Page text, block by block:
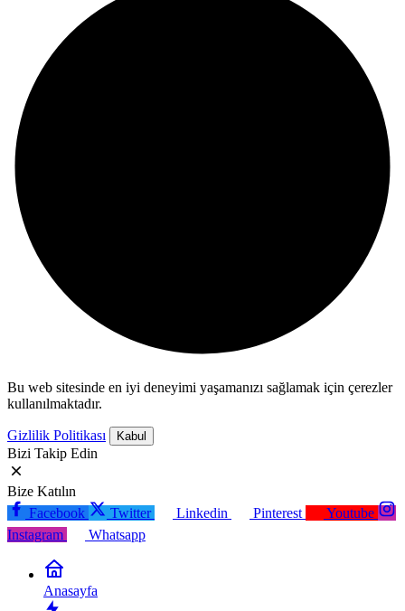
Bu web sitesinde en iyi deneyimi yaşamanızı sağlamak için çerezler
kullanılmaktadır.
Gizlilik Politikası Kabul
Bizi Takip Edin
Bize Katılın
Facebook
Twitter Linkedin Pinterest
Youtube
Instagram
Whatsapp
Anasayfa